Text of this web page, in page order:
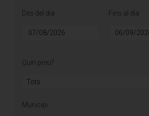
Des del dia Fins al dia
Quin preu?
Municipi